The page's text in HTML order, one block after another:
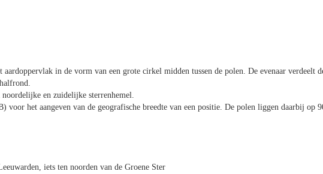
in de vorm van een grote cirkel midden tussen de polen. De evenaar verdeelt
en zuidelijke sterrenhemel.
voor het aangeven van de geografische breedte van een positie. De polen liggen daarbij op
iets ten noorden van de Groene Ster